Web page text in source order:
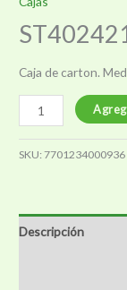
Caja de carton.
ST402421SALRIV
cantidad
SKU:7701234000936
Descripción